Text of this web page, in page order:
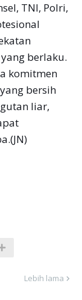
TNI, Polri,
berlaku.
komitmen
bersih
liar,
Lebih lama